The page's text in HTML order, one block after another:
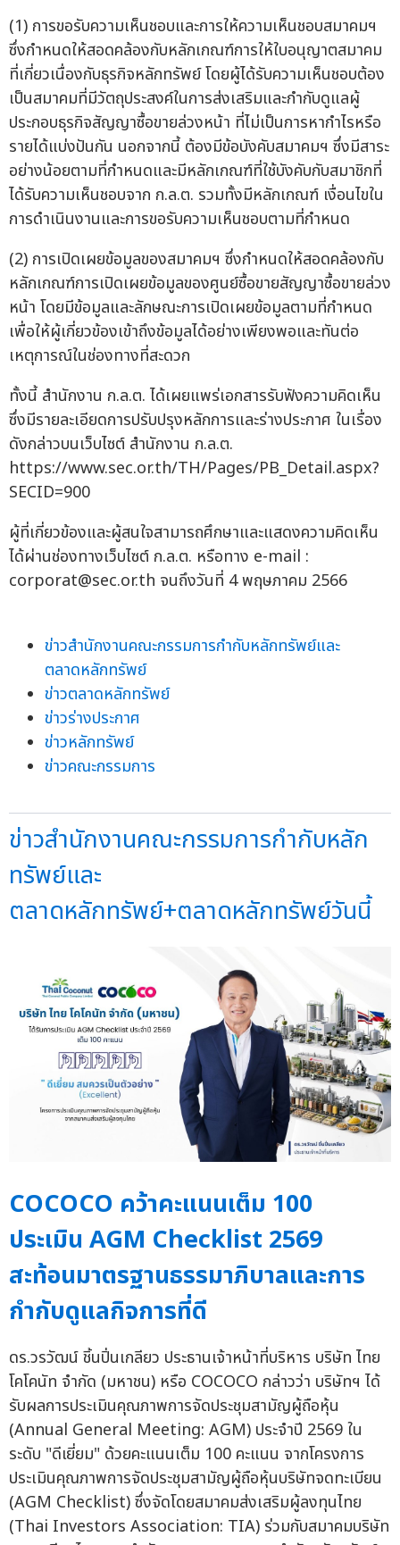
(1) การขอรับความเห็นชอบและการให้ความเห็นชอบสมาคมฯ
ซึ่งกำหนดให้สอดคล้องกับหลักเกณฑ์การให้ใบอนุญาตสมาคม
ที่เกี่ยวเนื่องกับธุรกิจหลักทรัพย์ โดยผู้ได้รับความเห็นชอบต้อง
เป็นสมาคมที่มีวัตถุประสงค์ในการส่งเสริมและกำกับดูแลผู้
ประกอบธุรกิจสัญญาซื้อขายล่วงหน้า ที่ไม่เป็นการหากำไรหรือ
รายได้แบ่งปันกัน นอกจากนี้ ต้องมีข้อบังคับสมาคมฯ ซึ่งมีสาระ
อย่างน้อยตามที่กำหนดและมีหลักเกณฑ์ที่ใช้บังคับกับสมาชิกที่
ได้รับความเห็นชอบจาก ก.ล.ต. รวมทั้งมีหลักเกณฑ์ เงื่อนไขใน
การดำเนินงานและการขอรับความเห็นชอบตามที่กำหนด
(2) การเปิดเผยข้อมูลของสมาคมฯ ซึ่งกำหนดให้สอดคล้องกับ
หลักเกณฑ์การเปิดเผยข้อมูลของศูนย์ซื้อขายสัญญาซื้อขายล่วง
หน้า โดยมีข้อมูลและลักษณะการเปิดเผยข้อมูลตามที่กำหนด
เพื่อให้ผู้เกี่ยวข้องเข้าถึงข้อมูลได้อย่างเพียงพอและทันต่อ
เหตุการณ์ในช่องทางที่สะดวก
ทั้งนี้ สำนักงาน ก.ล.ต. ได้เผยแพร่เอกสารรับฟังความคิดเห็น
ซึ่งมีรายละเอียดการปรับปรุงหลักการและร่างประกาศ ในเรื่อง
ดังกล่าวบนเว็บไซต์ สำนักงาน ก.ล.ต.
https://www.sec.or.th/TH/Pages/PB_Detail.aspx?
SECID=900
ผู้ที่เกี่ยวข้องและผู้สนใจสามารถศึกษาและแสดงความคิดเห็น
ได้ผ่านช่องทางเว็บไซต์ ก.ล.ต. หรือทาง e-mail :
corporat@sec.or.th จนถึงวันที่ 4 พฤษภาคม 2566
ข่าวสำนักงานคณะกรรมการกำกับหลักทรัพย์และ
ตลาดหลักทรัพย์
ข่าวตลาดหลักทรัพย์
ข่าวร่างประกาศ
ข่าวหลักทรัพย์
ข่าวคณะกรรมการ
ข่าวสำนักงานคณะกรรมการกำกับหลัก
ทรัพย์และ
ตลาดหลักทรัพย์+ตลาดหลักทรัพย์วันนี้
COCOCO คว้าคะแนนเต็ม 100
ประเมิน AGM Checklist 2569
สะท้อนมาตรฐานธรรมาภิบาลและการ
กำกับดูแลกิจการที่ดี
ดร.วรวัฒน์ ชิ้นปิ่นเกลียว ประธานเจ้าหน้าที่บริหาร บริษัท ไทย
โคโคนัท จำกัด (มหาชน) หรือ COCOCO กล่าวว่า บริษัทฯ ได้
รับผลการประเมินคุณภาพการจัดประชุมสามัญผู้ถือหุ้น
(Annual General Meeting: AGM) ประจำปี 2569 ใน
ระดับ "ดีเยี่ยม" ด้วยคะแนนเต็ม 100 คะแนน จากโครงการ
ประเมินคุณภาพการจัดประชุมสามัญผู้ถือหุ้นบริษัทจดทะเบียน
(AGM Checklist) ซึ่งจัดโดยสมาคมส่งเสริมผู้ลงทุนไทย
(Thai Investors Association: TIA) ร่วมกับสมาคมบริษัท